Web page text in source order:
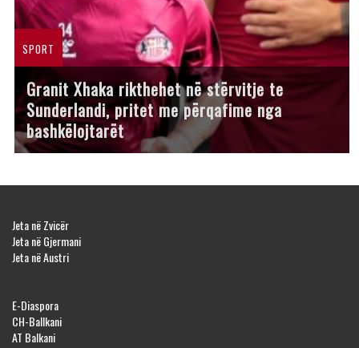
SPORT
Granit Xhaka rikthehet në stërvitje te
Sunderlandi, pritet me përqafime nga
bashkëlojtarët
Jeta në Zvicër
Jeta në Gjermani
Jeta në Austri
E-Diaspora
CH-Ballkani
AT Balkani